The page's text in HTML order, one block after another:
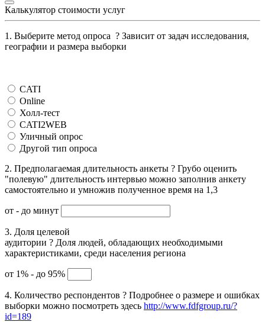
Калькулятор стоимости услуг
1. Выберите метод опроса ? Зависит от задач исследования,
географии и размера выборки
CATI
Online
Холл-тест
CATI2WEB
Уличный опрос
Другой тип опроса
2. Предполагаемая длительность анкеты ? Грубо оценить
"полевую" длительность интервью можно заполнив анкету
самостоятельно и умножив полученное время на 1,3
от - до минут
3. Доля целевой
аудитории ? Доля людей, обладающих необходимыми
характеристиками, среди населения региона
от 1% - до 95%
4. Количество респондентов ? Подробнее о размере и ошибках
выборки можно посмотреть здесь http://www.fdfgroup.ru/?
id=189